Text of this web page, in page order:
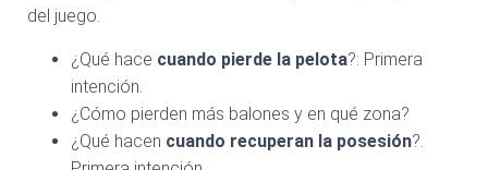
del juego.
¿Qué hace cuando pierde la pelota?: Primera
intención.
¿Cómo pierden más balones y en qué zona?
¿Qué hacen cuando recuperan la posesión?.